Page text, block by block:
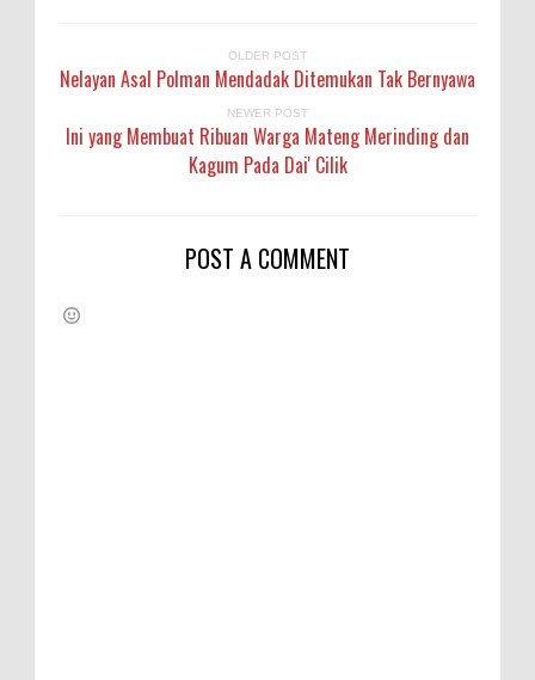
OLDER POST
Nelayan Asal Polman Mendadak Ditemukan Tak Bernyawa
NEWER POST
Ini yang Membuat Ribuan Warga Mateng Merinding dan
Kagum Pada Dai' Cilik
POST A COMMENT